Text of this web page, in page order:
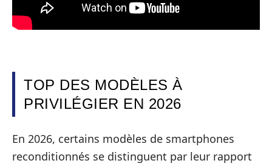
TOP DES MODÈLES À
PRIVILÉGIER EN 2026
En 2026, certains modèles de smartphones
reconditionnés se distinguent par leur rapport